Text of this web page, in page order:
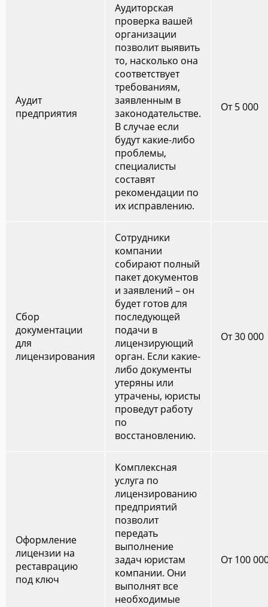
Аудит
предприятия
Аудиторская
проверка вашей
организации
позволит выявить
то, насколько она
соответствует
требованиям,
заявленным в
законодательстве.
В случае если
будут какие-либо
проблемы,
специалисты
составят
рекомендации по
их исправлению.
От 5 000
Сбор
документации
для
лицензирования
Сотрудники
компании
собирают полный
пакет документов
и заявлений – он
будет готов для
последующей
подачи в
лицензирующий
орган. Если какие-
либо документы
утеряны или
утрачены, юристы
проведут работу
по
восстановлению.
От 30 000
Оформление
лицензии на
реставрацию
под ключ
Комплексная
услуга по
лицензированию
предприятий
позволит
передать
выполнение
задач юристам
компании. Они
выполнят все
необходимые
От 100